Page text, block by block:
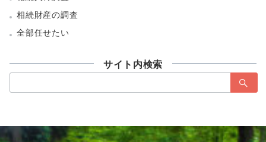
相続財産の調査
全部任せたい
サイト内検索
索：